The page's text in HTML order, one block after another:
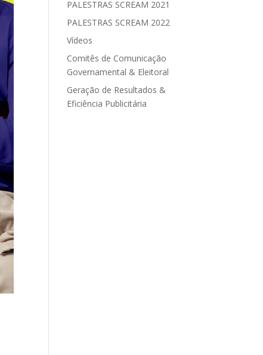
PALESTRAS SCREAM 2021
PALESTRAS SCREAM 2022
Vídeos
Comitês de Comunicação
Governamental & Eleitoral
Geração de Resultados &
Eficiência Publicitária